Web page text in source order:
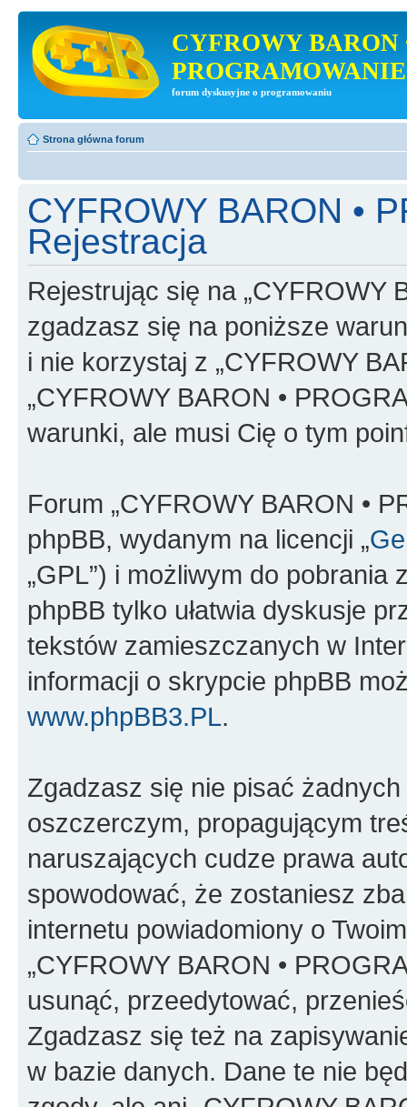
CYFROWY BARON
PROGRAMOWANIE
forum dyskusyjne o programowaniu
Strona główna forum
CYFROWY BARON •
Rejestracja
Rejestrując się na „CYFROWY
zgadzasz się na poniższe
i nie korzystaj z „CYFROWY
„CYFROWY BARON •
warunki, ale musi Cię o tym
Forum „CYFROWY BARON •
phpBB, wydanym na licencji „
„GPL”) i możliwym do pobrania
phpBB tylko ułatwia dyskusje
tekstów zamieszczanych w
informacji o skrypcie phpBB
www.phpBB3.PL.
Zgadzasz się nie pisać
oszczerczym, propagującym
naruszających cudze prawa
spowodować, że zostaniesz
internetu powiadomiony o
„CYFROWY BARON •
usunąć, przeedytować,
Zgadzasz się też na
w bazie danych. Dane te nie